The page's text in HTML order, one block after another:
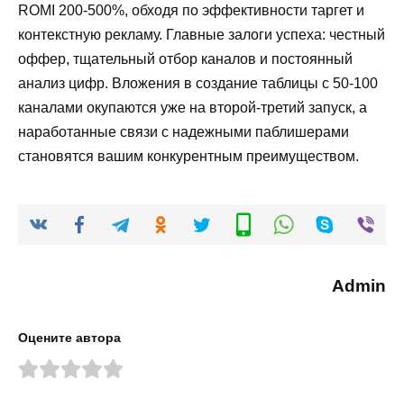
ROMI 200-500%, обходя по эффективности таргет и
контекстную рекламу. Главные залоги успеха: честный
оффер, тщательный отбор каналов и постоянный
анализ цифр. Вложения в создание таблицы с 50-100
каналами окупаются уже на второй-третий запуск, а
наработанные связи с надежными паблишерами
становятся вашим конкурентным преимуществом.
Admin
Оцените автора